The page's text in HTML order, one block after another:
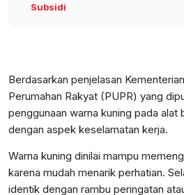
Subsidi
Berdasarkan penjelasan
Perumahan Rakyat (PUPR) yang
penggunaan warna kuning pada alat
dengan aspek keselamatan kerja.
Warna kuning dinilai mampu
karena mudah menarik perhatian.
identik dengan rambu peringatan